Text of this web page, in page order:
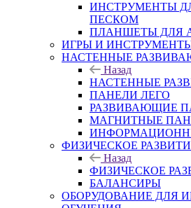
ИНСТРУМЕНТЫ
ПЕСКОМ
ПЛАНШЕТЫ ДЛЯ
ИГРЫ И
НАСТЕННЫЕ
Назад
НАСТЕННЫЕ
ПАНЕЛИ ЛЕГО
РАЗВИВАЮЩИЕ
МАГНИТНЫЕ
ФИЗИЧЕСКОЕ
Назад
ФИЗИЧЕСКОЕ
БАЛАНСИРЫ
ОБОРУДОВАНИЕ ДЛЯ